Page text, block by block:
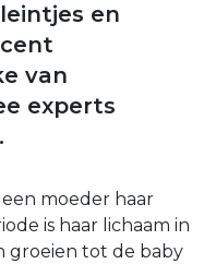
en
van
experts
moeder haar
is haar lichaam in
groeien tot de baby